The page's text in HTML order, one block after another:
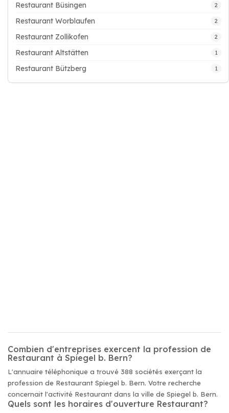
Restaurant Büsingen 2
Restaurant Worblaufen 2
Restaurant Zollikofen 2
Restaurant Altstätten 1
Restaurant Bützberg 1
Combien d'entreprises exercent la profession de
Restaurant à Spiegel b. Bern?
L'annuaire téléphonique a trouvé 388 sociétés exerçant la
profession de Restaurant Spiegel b. Bern. Votre recherche
concernait l'activité Restaurant dans la ville de Spiegel b. Bern.
Quels sont les horaires d'ouverture Restaurant?